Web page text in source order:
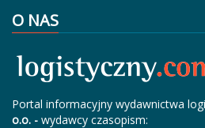
O NAS
Portal informacyjny wydawnictwa
o.o. - wydawcy czasopism: